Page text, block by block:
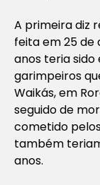
A primeira diz
feita em 25 de
anos teria
garimpeiros
Waikás, em
seguido de
cometido
também
anos.